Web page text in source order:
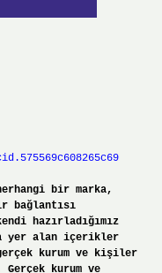
bir marka,
bağlantısı
hazırladığımız
yer alan içerikler
kurum ve kişiler
Gerçek kurum ve